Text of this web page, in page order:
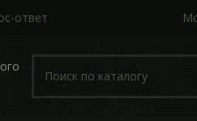
ответ